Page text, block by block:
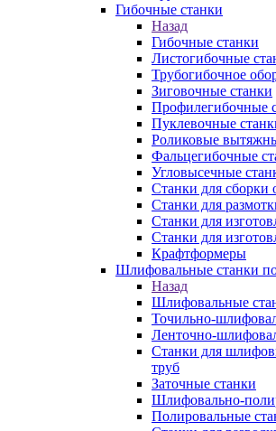
Гибочные станки
Назад
Гибочные станки
Листогибочные
Трубогибочное
Зиговочные станки
Профилегибочные
Пуклевочные
Роликовые
Фальцегибочные
Угловысечные
Станки для сборки
Станки для
Станки для
Станки для
Крафтформеры
Шлифовальные станки
Назад
Шлифовальные
Точильно-
Ленточно-
Станки для
труб
Заточные станки
Шлифовально-
Полировальные